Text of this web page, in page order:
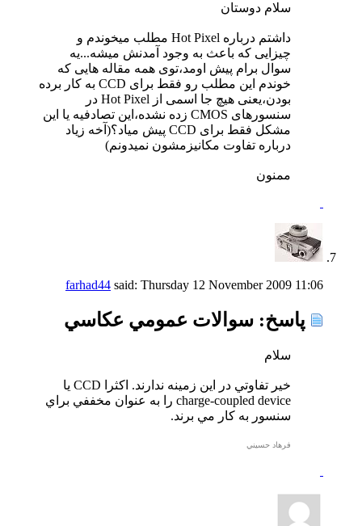
سلام دوستان
داشتم درباره Hot Pixel مطلب میخوندم و
چیزایی که باعث به وجود آمدنش میشه...یه
سوال برام پیش اومد،توی همه مقاله هایی که
خوندم این مطلب رو فقط برای CCD به کار برده
بودن،یعنی هیچ جا اسمی از Hot Pixel در
سنسورهای CMOS زده نشده،این تصادفیه یا این
مشکل فقط برای CCD پیش میاد؟(آخه زیاد
درباره تفاوت مکانیزمشون نمیدونم)
ممنون
farhad44 said: Thursday 12 November 2009 11:06
پاسخ: سوالات عمومي عكاسي
سلام
خير تفاوتي در اين زمينه ندارند. اكثرا CCD يا
charge-coupled device را به عنوان مخففي براي
سنسور به كار مي برند.
فرهاد حسيني